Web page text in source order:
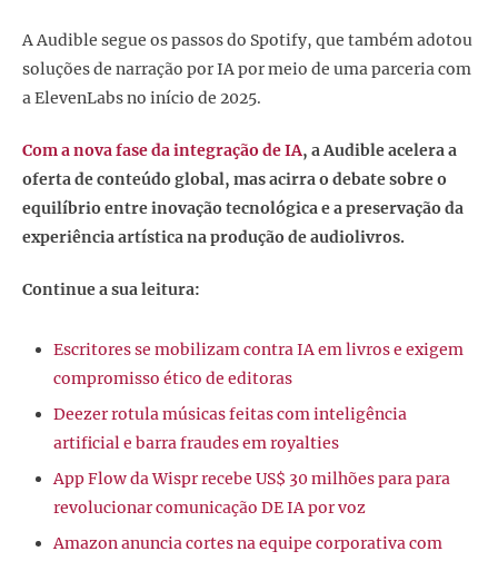
A Audible segue os passos do Spotify, que também adotou
soluções de narração por IA por meio de uma parceria com
a ElevenLabs no início de 2025.
Com a nova fase da integração de IA, a Audible acelera a
oferta de conteúdo global, mas acirra o debate sobre o
equilíbrio entre inovação tecnológica e a preservação da
experiência artística na produção de audiolivros.
Continue a sua leitura:
Escritores se mobilizam contra IA em livros e exigem
compromisso ético de editoras
Deezer rotula músicas feitas com inteligência
artificial e barra fraudes em royalties
App Flow da Wispr recebe US$ 30 milhões para para
revolucionar comunicação DE IA por voz
Amazon anuncia cortes na equipe corporativa com